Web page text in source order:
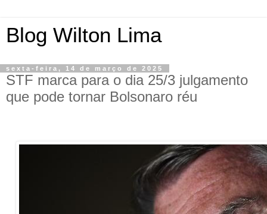
Blog Wilton Lima
sexta-feira, 14 de março de 2025
STF marca para o dia 25/3 julgamento
que pode tornar Bolsonaro réu